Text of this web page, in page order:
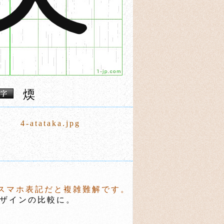
煗
4-atataka.jpg
マホ表記だと複雑難解です。
インの比較に。